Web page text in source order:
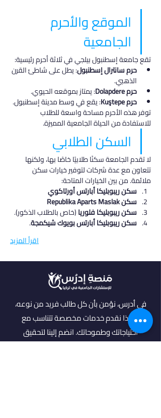
الموقع والأحرم
الجامعية
تقع جامعة إسطنبول بيلجي في ثلاثة أحرم رئيسية:
حرم سانترال إسطنبول: يطل على شاطئ القرن
الذهبي.
حرم Dolapdere
: يمتاز بموقعه الحيوي.
حرم Kuştepe
: يقع في وسط مدينة إسطنبول.
توفر هذه الأحرم مساحة واسعة للطلاب
للاستفادة من الحياة الجامعية المميزة.
السكن الطلابي
لا تقدم الجامعة سكنًا طلابيًا خاصًا بها، ولكنها
تتعاون مع عدة شركات لتوفير خيارات سكن
ملائمة. من بين الخيارات المتاحة:
سكن ريبوبليكا أبارتس أورتاكوي
سكن Republika Aparts Maslak
سكن ريبوبليكا فلوريا (خاص بالطلاب الذكور).
سكن ريبوبليكا أبارتس بويوك شيكمجة.
اقرأ المزيد
في أدرس، نؤمن بأن كل طالب فريد من نوعه،
ولهذا نقدم خدمات مخصصة تتناسب مع
احتياجاتك وطموحاتك. انضم إلينا لتحقيق
مستقبل مشرق واكتشاف فرص جديدة في